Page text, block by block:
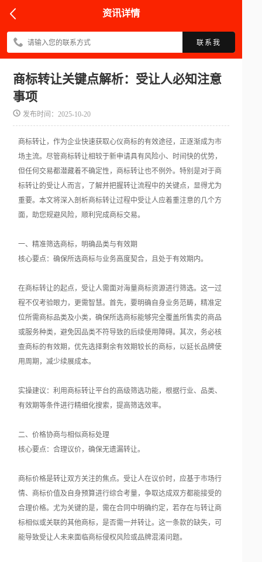
资讯详情
联系我
商标转让关键点解析：受让人必知注意
事项
发布时间：2025-10-20
商标转让，作为企业快速获取心仪商标的有效途径，正逐渐成为市
场主流。尽管商标转让相较于新申请具有风险小、时间快的优势，
但任何交易都潜藏着不确定性，商标转让也不例外。特别是对于商
标转让的受让人而言，了解并把握转让流程中的关键点，显得尤为
重要。本文将深入剖析商标转让过程中受让人应着重注意的几个方
面，助您规避风险，顺利完成商标交易。
一、精准筛选商标，明确品类与有效期
核心要点：确保所选商标与业务高度契合，且处于有效期内。
在商标转让的起点，受让人需面对海量商标资源进行筛选。这一过
程不仅考验眼力，更需智慧。首先，要明确自身业务范畴，精准定
位所需商标品类及小类，确保所选商标能够完全覆盖所售卖的商品
或服务种类，避免因品类不符导致的后续使用障碍。其次，务必核
查商标的有效期，优先选择剩余有效期较长的商标，以延长品牌使
用周期，减少续展成本。
实操建议：利用商标转让平台的高级筛选功能，根据行业、品类、
有效期等条件进行精细化搜索，提高筛选效率。
二、价格协商与相似商标处理
核心要点：合理议价，确保无遗漏转让。
商标价格是转让双方关注的焦点。受让人在议价时，应基于市场行
情、商标价值及自身预算进行综合考量，争取达成双方都能接受的
合理价格。尤为关键的是，需在合同中明确约定，若存在与转让商
标相似或关联的其他商标，是否需一并转让。这一条款的缺失，可
能导致受让人未来面临商标侵权风险或品牌混淆问题。